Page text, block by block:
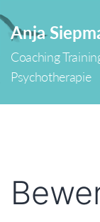
Zum
Inhalt
springen
Anja
Coaching
Psychotherapie